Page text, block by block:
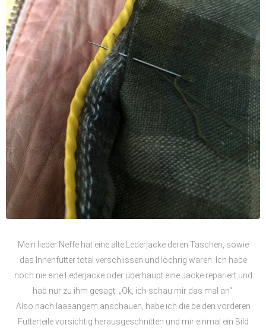
Mein lieber Neffe hat eine alte Lederjacke deren Taschen, sowie
das Innenfutter total verschlissen und löchrig waren. Ich habe
noch nie eine Lederjacke oder überhaupt eine Jacke repariert und
hab nur zu ihm gesagt: „Ok, ich schau mir das mal an“.
Also nach laaaangem anschauen, habe ich die beiden vorderen
Futterteile vorsichtig herausgeschnitten und mir einmal ein Bild